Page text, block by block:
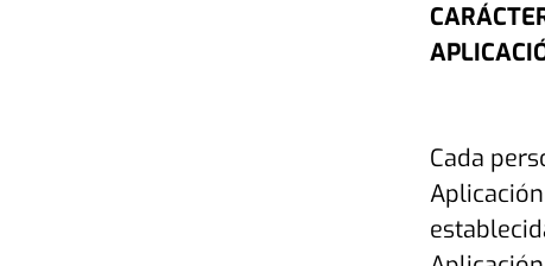
Cada